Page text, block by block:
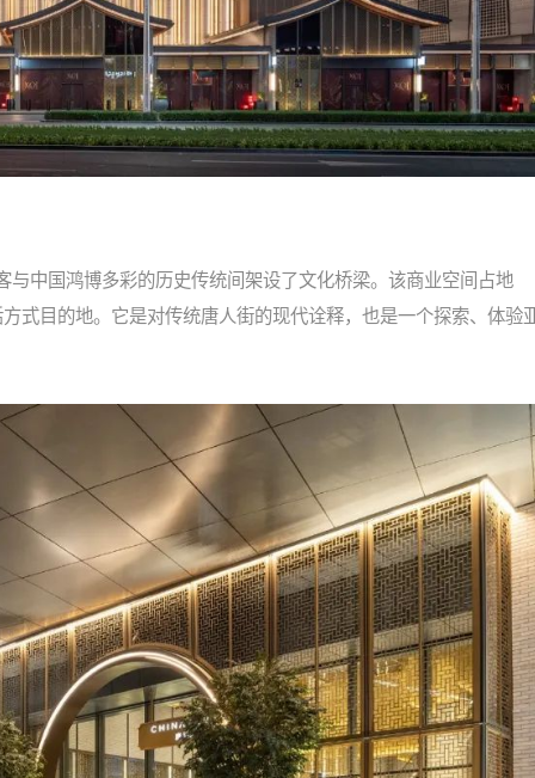
中国鸿博多彩的历史传统间架设了文化桥梁。该商业空间占地
式目的地。它是对传统唐人街的现代诠释，也是一个探索、体验